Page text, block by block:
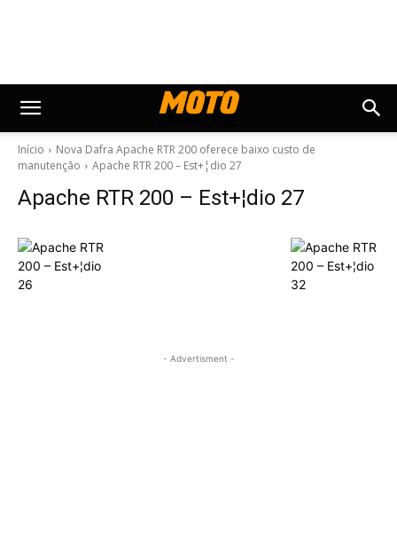
Início
Nova Dafra Apache RTR 200 oferece baixo custo de
manutenção
Apache RTR 200 – Est+¦dio 27
Apache RTR 200 – Est+¦dio 27
- Advertisment -